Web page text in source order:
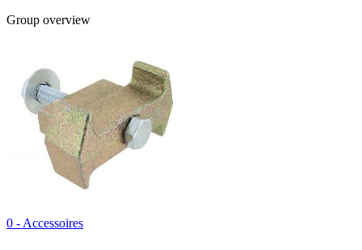
Group overview
0 - Accessoires